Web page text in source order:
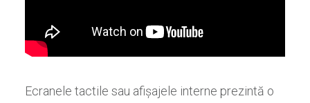
Ecranele tactile sau afișajele interne prezintă o